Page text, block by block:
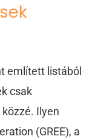
említett listából
csak
Ilyen
(GREE), a